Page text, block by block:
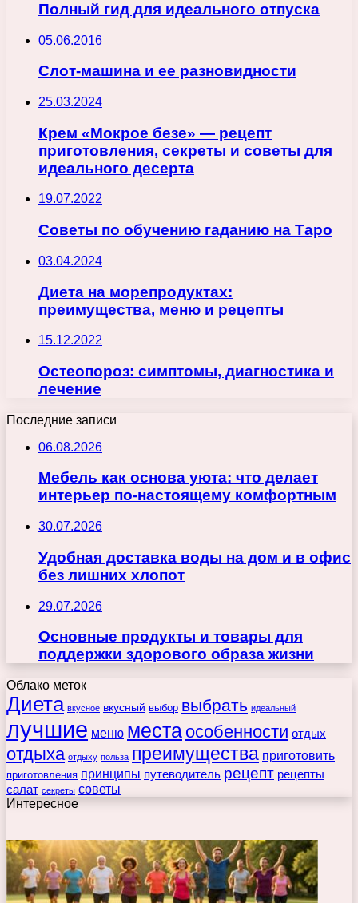
Полный гид для идеального отпуска
05.06.2016
Слот-машина и ее разновидности
25.03.2024
Крем «Мокрое безе» — рецепт
приготовления, секреты и советы для
идеального десерта
19.07.2022
Советы по обучению гаданию на Таро
03.04.2024
Диета на морепродуктах:
преимущества, меню и рецепты
15.12.2022
Остеопороз: симптомы, диагностика и
лечение
Последние записи
06.08.2026
Мебель как основа уюта: что делает
интерьер по-настоящему комфортным
30.07.2026
Удобная доставка воды на дом и в офис
без лишних хлопот
29.07.2026
Основные продукты и товары для
поддержки здорового образа жизни
Облако меток
Диета вкусное вкусный выбор выбрать идеальный
лучшие меню места особенности отдых
отдыха отдыху польза преимущества приготовить
приготовления принципы путеводитель рецепт рецепты
салат секреты советы
Интересное